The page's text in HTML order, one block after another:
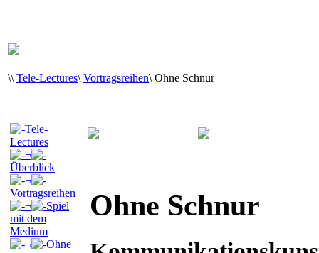
\\ Tele-Lectures\ Vortragsreihen\ Ohne Schnur
Tele-
Lectures
¬
Überblick
¬
Vortragsreihen
¬
Spiel
mit dem
Medium
¬
Ohne
Ohne Schnur